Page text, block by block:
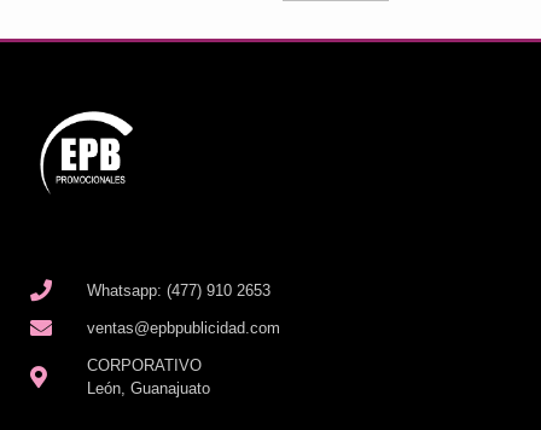
Whatsapp: (477) 910 2653
ventas@epbpublicidad.com
CORPORATIVO
León, Guanajuato